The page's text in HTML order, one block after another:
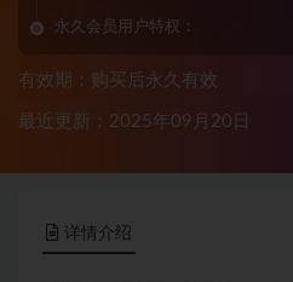
永久会员用户特权：
有效期：购买后永久有效
最近更新：2025年09月20日
详情介绍